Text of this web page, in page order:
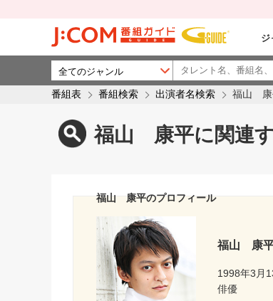
ジ
番組表 番組検索 出演者名検索 福山 康
福山 康平に関連
福山 康平のプロフィール
福山 康
1998年3月
俳優